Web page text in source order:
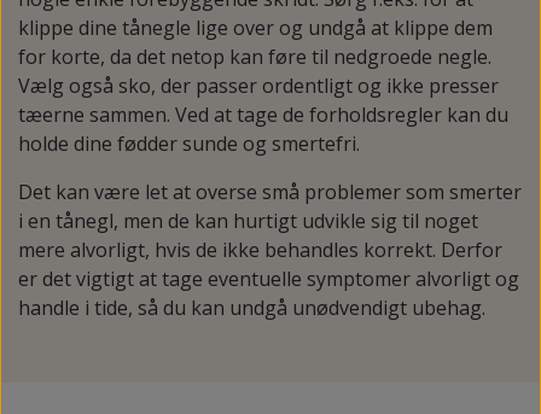
klippe dine tånegle lige over og undgå at klippe dem
for korte, da det netop kan føre til nedgroede negle.
Vælg også sko, der passer ordentligt og ikke presser
tæerne sammen. Ved at tage de forholdsregler kan du
holde dine fødder sunde og smertefri.
Det kan være let at overse små problemer som smerter
i en tånegl, men de kan hurtigt udvikle sig til noget
mere alvorligt, hvis de ikke behandles korrekt. Derfor
er det vigtigt at tage eventuelle symptomer alvorligt og
handle i tide, så du kan undgå unødvendigt ubehag.